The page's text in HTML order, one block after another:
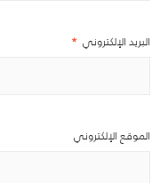
البريد الإلكتروني *
الموقع الإلكتروني